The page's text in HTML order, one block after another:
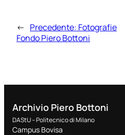
← Precedente: Fotografie
Fondo Piero Bottoni
Archivio Piero Bottoni
DAStU – Politecnico di Milano
Campus Bovisa